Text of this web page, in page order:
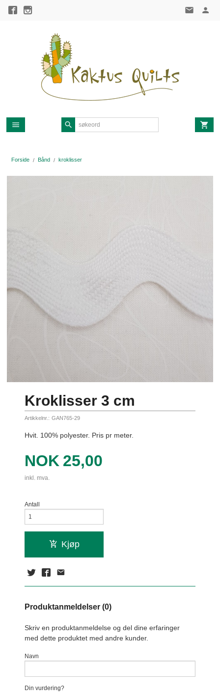
Gå
Forside Bånd kroklisser
Kroklisser 3 cm
Artikkelnr.: GAN765-29
Hvit. 100% polyester. Pris pr meter.
Pris
NOK 25,00
inkl. mva.
Antall
Kjøp
Produktanmeldelser (0)
Skriv en produktanmeldelse og del dine erfaringer
med dette produktet med andre kunder.
Navn
Din vurdering?